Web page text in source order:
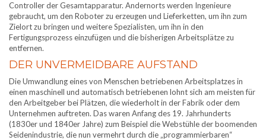
Controller der Gesamtapparatur. Andernorts werden Ingenieure
gebraucht, um den Roboter zu erzeugen und Lieferketten, um ihn zum
Zielort zu bringen und weitere Spezialisten, um ihn in den
Fertigungsprozess einzufügen und die bisherigen Arbeitsplätze zu
entfernen.
DER UNVERMEIDBARE AUFSTAND
Die Umwandlung eines von Menschen betriebenen Arbeitsplatzes in
einen maschinell und automatisch betriebenen lohnt sich am meisten für
den Arbeitgeber bei Plätzen, die wiederholt in der Fabrik oder dem
Unternehmen auftreten. Das waren Anfang des 19. Jahrhunderts
(1830er und 1840er Jahre) zum Beispiel die Webstühle der boomenden
Seidenindustrie, die nun vermehrt durch die „programmierbaren“